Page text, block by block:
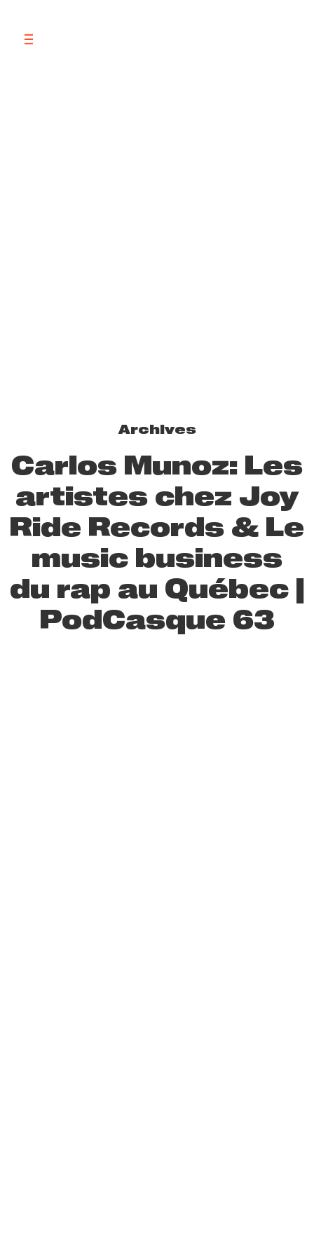
Archives
Carlos Munoz: Les
artistes chez Joy
Ride Records & Le
music business
du rap au Québec |
PodCasque 63